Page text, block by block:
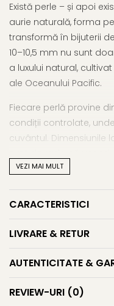
Există perle – și apoi
aurie naturală, forma
transformă în bijuterii
10–10,5 mm nu sunt
a luxului natural,
ale Oceanului Pacific.
Fiecare perlă provine
condiții controlate,
cuvântul. Dimensiunile
nevoie de ani pentru a
Montura dinaur
completeze cu finețe
naturalesunt creați
rosti un cuvânt.
Asemenea designuri
VEZI MAI MULT
CARACTERISTICI
LIVRARE & RETUR
AUTENTICITATE &
REVIEW-URI (0)